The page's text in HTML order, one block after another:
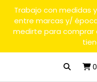
Trabajo con medidas
entre marcas y/
medirte para comprar
0